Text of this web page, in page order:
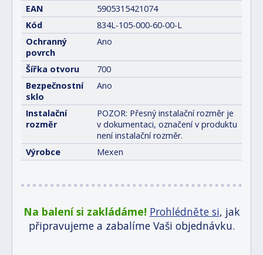
EAN
5905315421074
Kód
834L-105-000-60-00-L
Ochranný
povrch
Ano
Šířka otvoru
700
Bezpečnostní
sklo
Ano
Instalační
rozměr
POZOR: Přesný instalační rozměr je
v dokumentaci, označení v produktu
není instalační rozměr.
Výrobce
Mexen
Na balení si zakládáme! Prohlédněte si, jak
připravujeme a zabalíme Vaši objednávku.